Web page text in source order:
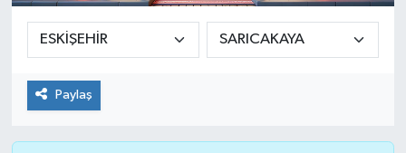
Paylaş